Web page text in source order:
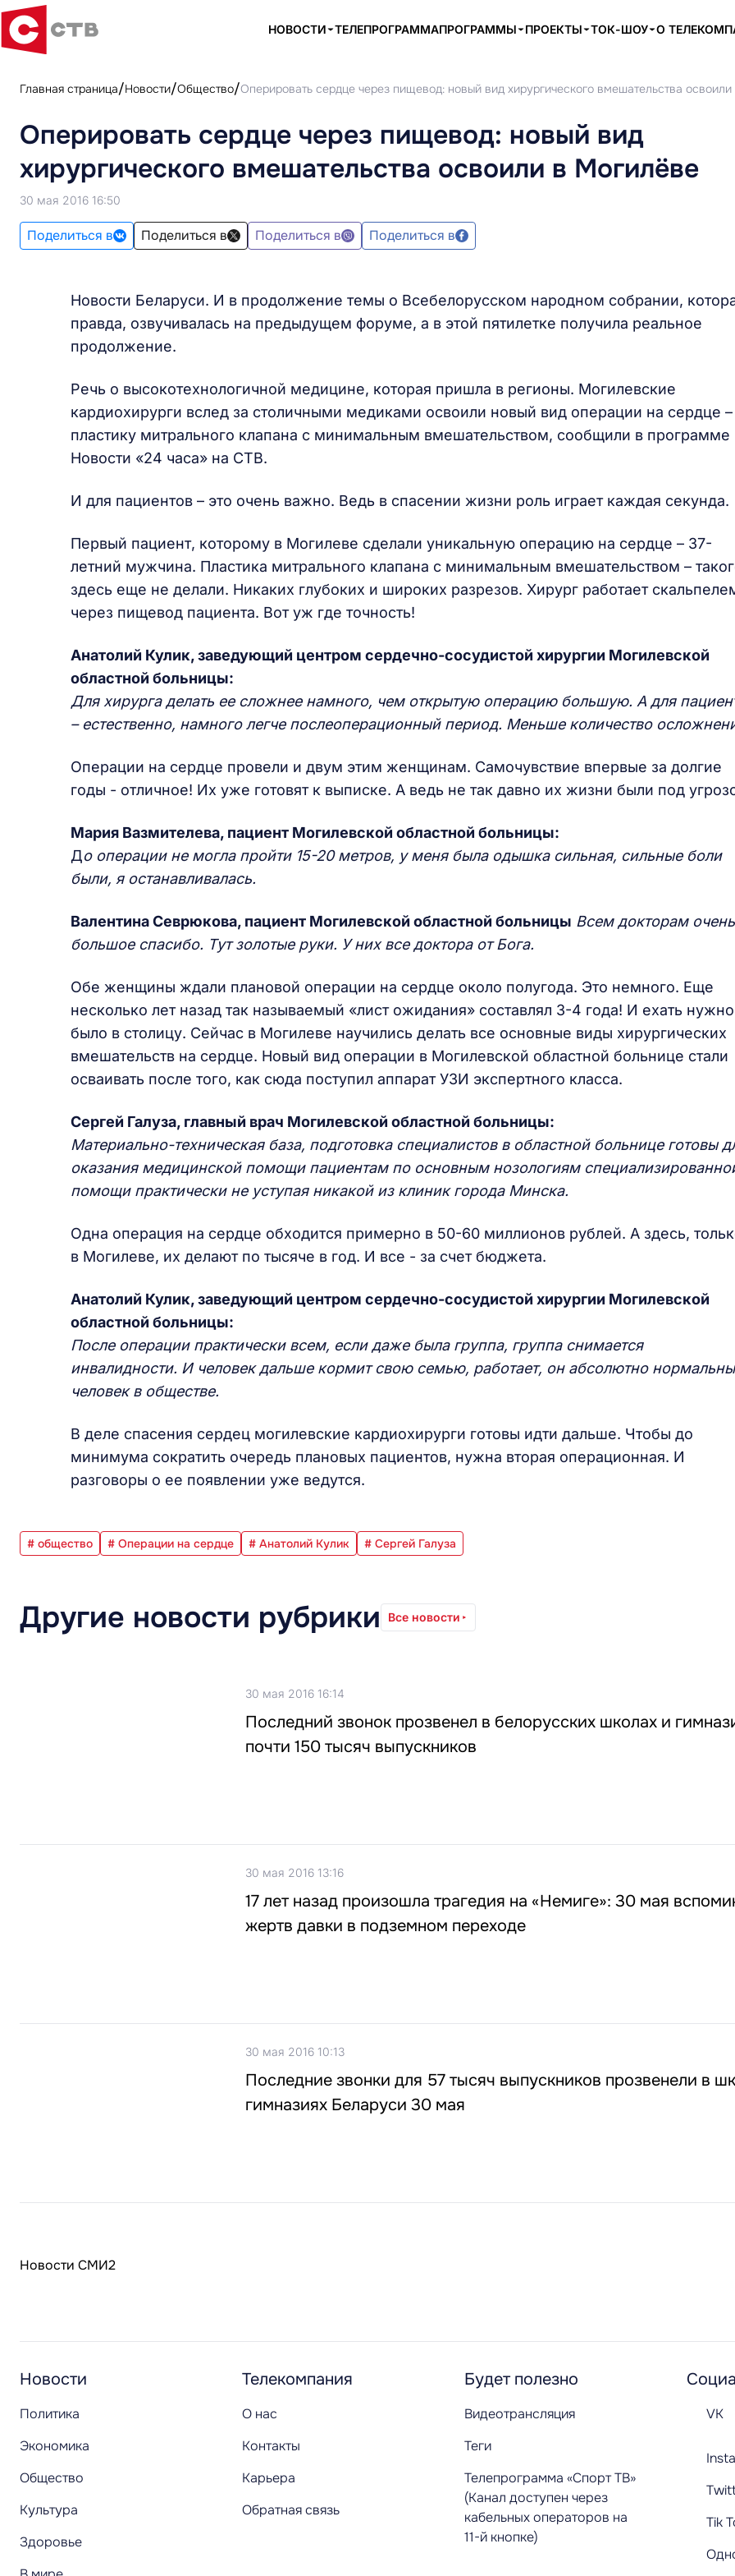
НОВОСТИ ТЕЛЕПРОГРАММАПРОГРАММЫ ПРОЕКТЫ ТОК-ШОУ О
Главная страница Новости Общество Оперировать сердце через пищевод: новый вид хирургического вмешательства
Оперировать сердце через пищевод: новый вид
хирургического вмешательства освоили в Могилёве
30 мая 2016 16:50
Поделиться в Поделиться в Поделиться в Поделиться в
Новости Беларуси. И в продолжение темы о Всебелорусском народном собрании,
правда, озвучивалась на предыдущем форуме, а в этой пятилетке получила реальное
продолжение.
Речь о высокотехнологичной медицине, которая пришла в регионы. Могилевские
кардиохирурги вслед за столичными медиками освоили новый вид операции на сердце –
пластику митрального клапана с минимальным вмешательством, сообщили в программе
Новости «24 часа» на СТВ.
И для пациентов – это очень важно. Ведь в спасении жизни роль играет каждая секунда.
Первый пациент, которому в Могилеве сделали уникальную операцию на сердце – 37-
летний мужчина. Пластика митрального клапана с минимальным вмешательством –
здесь еще не делали. Никаких глубоких и широких разрезов. Хирург работает
через пищевод пациента. Вот уж где точность!
Анатолий Кулик, заведующий центром сердечно-сосудистой хирургии Могилевской
областной больницы:
Для хирурга делать ее сложнее намного, чем открытую операцию большую. А для
– естественно, намного легче послеоперационный период. Меньше количество
Операции на сердце провели и двум этим женщинам. Самочувствие впервые за долгие
годы - отличное! Их уже готовят к выписке. А ведь не так давно их жизни были под
Мария Вазмителева, пациент Могилевской областной больницы:
До операции не могла пройти 15-20 метров, у меня была одышка сильная, сильные боли
были, я останавливалась.
Валентина Севрюкова, пациент Могилевской областной больницы Всем докторам очень
большое спасибо. Тут золотые руки. У них все доктора от Бога.
Обе женщины ждали плановой операции на сердце около полугода. Это немного. Еще
несколько лет назад так называемый «лист ожидания» составлял 3-4 года! И ехать нужно
было в столицу. Сейчас в Могилеве научились делать все основные виды хирургических
вмешательств на сердце. Новый вид операции в Могилевской областной больнице стали
осваивать после того, как сюда поступил аппарат УЗИ экспертного класса.
Сергей Галуза, главный врач Могилевской областной больницы:
Материально-техническая база, подготовка специалистов в областной больнице готовы
оказания медицинской помощи пациентам по основным нозологиям
помощи практически не уступая никакой из клиник города Минска.
Одна операция на сердце обходится примерно в 50-60 миллионов рублей. А здесь,
в Могилеве, их делают по тысяче в год. И все - за счет бюджета.
Анатолий Кулик, заведующий центром сердечно-сосудистой хирургии Могилевской
областной больницы:
После операции практически всем, если даже была группа, группа снимается
инвалидности. И человек дальше кормит свою семью, работает, он абсолютно
человек в обществе.
В деле спасения сердец могилевские кардиохирурги готовы идти дальше. Чтобы до
минимума сократить очередь плановых пациентов, нужна вторая операционная. И
разговоры о ее появлении уже ведутся.
# общество # Операции на сердце # Анатолий Кулик # Сергей Галуза
Другие новости рубрики Все новости
30 мая 2016 16:14
Последний звонок прозвенел в белорусских школах и
почти 150 тысяч выпускников
30 мая 2016 13:16
17 лет назад произошла трагедия на «Немиге»: 30 мая
жертв давки в подземном переходе
30 мая 2016 10:13
Последние звонки для 57 тысяч выпускников прозвенели в
гимназиях Беларуси 30 мая
Новости СМИ2
Новости
Политика
Экономика
Общество
Культура
Здоровье
Телекомпания
О нас
Контакты
Карьера
Обратная связь
Будет полезно
Видеотрансляция
Теги
Телепрограмма «Спорт ТВ»
(Канал доступен через
кабельных операторов на
11-й кнопке)
VK
Tik